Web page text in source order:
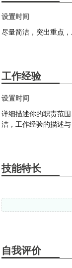
工作经验
技能特长
自我评价